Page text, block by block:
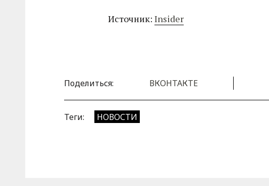
Источник:Insider
Поделиться: ВКОНТАКТЕ
Теги: НОВОСТИ